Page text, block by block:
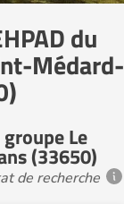
du
Médard-
Le
(33650)
de recherche